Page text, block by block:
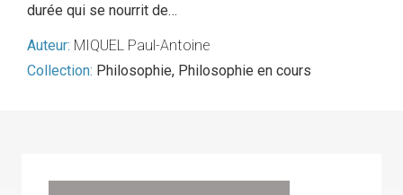
durée qui se nourrit de…
Auteur: MIQUEL Paul-Antoine
Collection: Philosophie, Philosophie en cours